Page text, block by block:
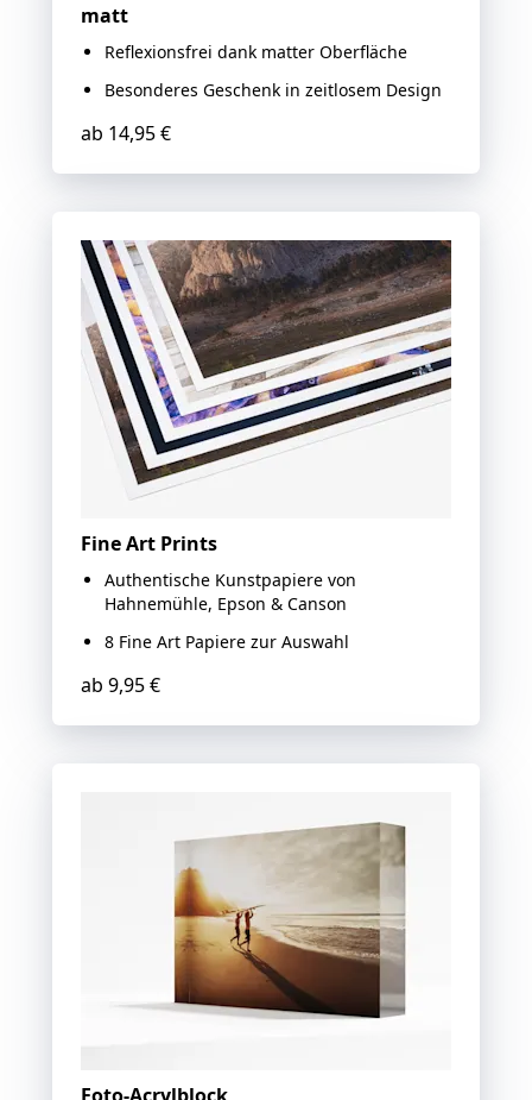
matt
Reflexionsfrei dank matter Oberfläche
Besonderes Geschenk in zeitlosem Design
ab 14,95 €
Fine Art Prints
Authentische Kunstpapiere von
Hahnemühle, Epson & Canson
8 Fine Art Papiere zur Auswahl
ab 9,95 €